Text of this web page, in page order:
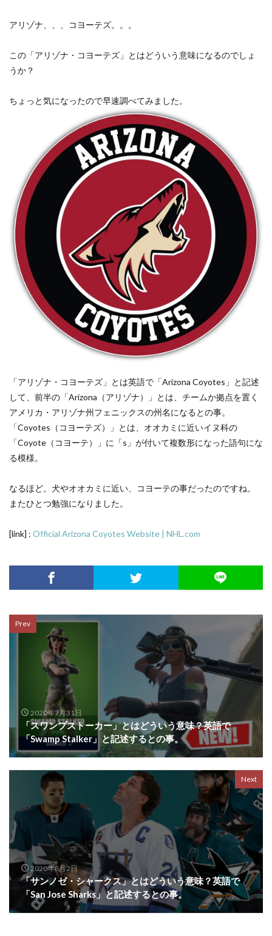
アリゾナ、、、コヨーテズ。。。
この「アリゾナ・コヨーテズ」とはどういう意味になるのでしょ
うか？
ちょっと気になったので早速調べてみました。
「アリゾナ・コヨーテズ」とは英語で「Arizona Coyotes」と記述
して、前半の「Arizona（アリゾナ）」とは、チームか拠点を置く
アメリカ・アリゾナ州フェニックスの州名になるとの事。
「Coyotes（コヨーテズ）」とは、オオカミに近いイヌ科の
「Coyote（コヨーテ）」に「s」が付いて複数形になった語句にな
る模様。
なるほど。犬やオオカミに近い、コヨーテの事だったのですね。
またひとつ勉強になりました。
[link] : Official Arizona Coyotes Website | NHL.com
Prev
2020年7月31日
「スワンプストーカー」とはどういう意味？英語で
「Swamp Stalker」と記述するとの事。
Next
2020年8月2日
「サンノゼ・シャークス」とはどういう意味？英語で
「San Jose Sharks」と記述するとの事。